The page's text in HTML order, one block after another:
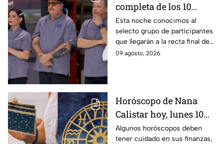
completa de los 10
mejores cocineros de
MasterChef 24/7 rumbo
a la Gran Final
Esta noche conocimos al
selecto grupo de participantes
que llegarán a la recta final de
MasterChef 24/7.
09 agosto, 2026
Horóscopo de Nana
Calistar hoy, lunes 10
de agosto para cada
signo; deben tener
Algunos horóscopos deben
tener cuidado en sus finanzas,